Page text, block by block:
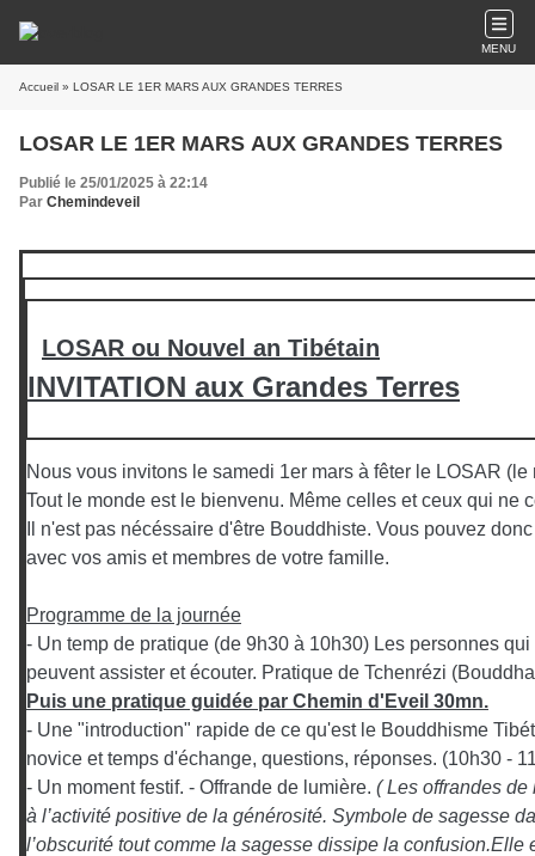
MENU
Accueil » LOSAR LE 1ER MARS AUX GRANDES TERRES
LOSAR LE 1ER MARS AUX GRANDES TERRES
Publié le 25/01/2025 à 22:14
Par Chemindeveil
LOSAR ou Nouvel an Tibétain
INVITATION aux Grandes Terres
Nous vous invitons le samedi 1er mars à fêter le LOSAR
Tout le monde est le bienvenu. Même celles et ceux qui ne
Il n'est pas nécéssaire d'être Bouddhiste. Vous pouvez
avec vos amis et membres de votre famille.
Programme de la journée
- Un temp de pratique (de 9h30 à 10h30) Les personnes
peuvent assister et écouter. Pratique de Tchenrézi
Puis une pratique guidée par Chemin d'Eveil 30mn.
- Une "introduction" rapide de ce qu'est le Bouddhisme
novice et temps d'échange, questions, réponses. (10h30 -
- Un moment festif. - Offrande de lumière. ( Les offrandes de
à l’activité positive de la générosité. Symbole de sagesse
l’obscurité tout comme la sagesse dissipe la confusion.Elle